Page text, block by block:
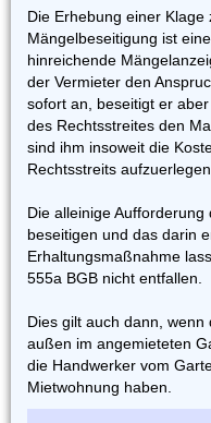
Die Erhebung einer Klage
Mängelbeseitigung ist eine
hinreichende
der Vermieter den
sofort an, beseitigt er
des Rechtsstreites den
sind ihm insoweit die
Rechtsstreits aufzuerlegen.
Die alleinige
beseitigen und das darin
Erhaltungsmaßnahme
555a BGB nicht entfallen.
Dies gilt auch dann,
außen im angemieteten
die Handwerker vom
Mietwohnung haben.